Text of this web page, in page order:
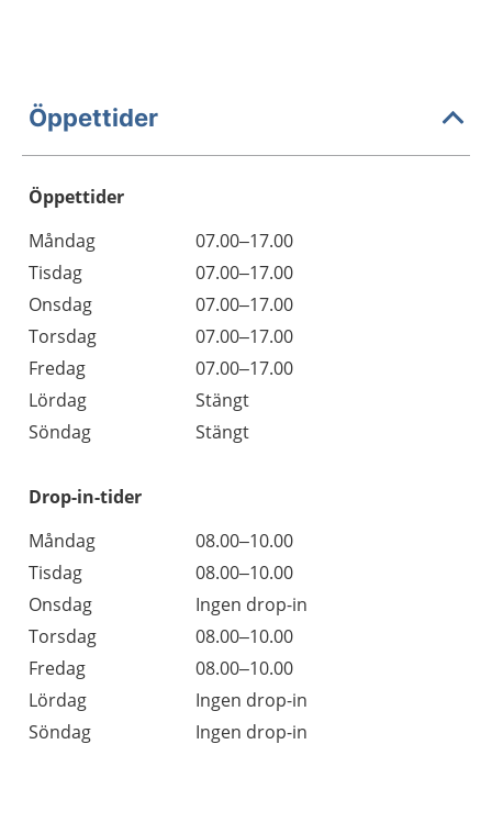
Öppettider
Öppettider
Dag
Öppettider
Kommentarer
Måndag
07.00–17.00
Tisdag
07.00–17.00
Onsdag
07.00–17.00
Torsdag
07.00–17.00
Fredag
07.00–17.00
Lördag
Stängt
Söndag
Stängt
Drop-in-tider
Måndag
08.00–10.00
Tisdag
08.00–10.00
Onsdag
Ingen drop-in
Torsdag
08.00–10.00
Fredag
08.00–10.00
Lördag
Ingen drop-in
Söndag
Ingen drop-in